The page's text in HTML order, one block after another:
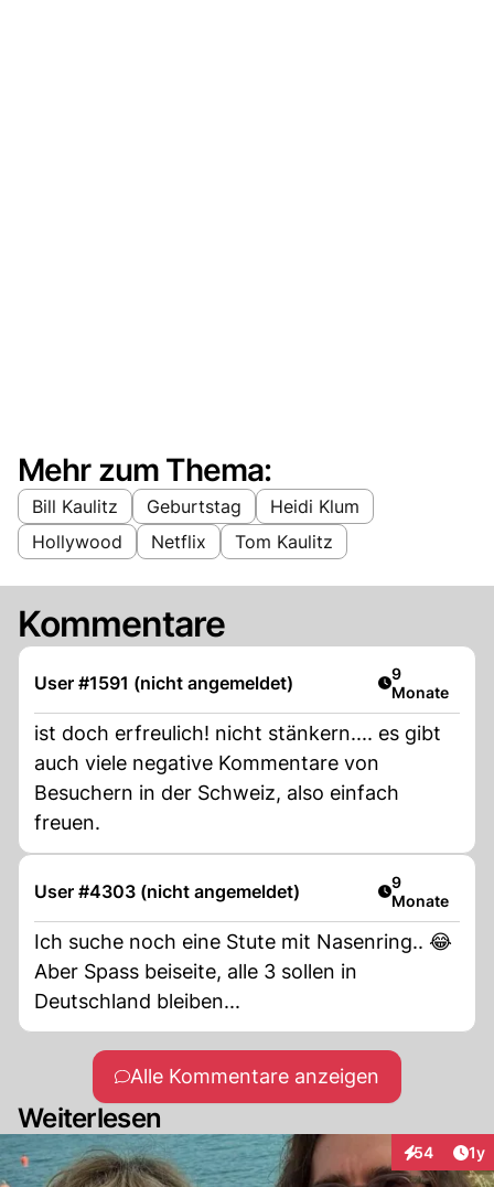
Mehr zum Thema:
Bill Kaulitz Geburtstag
Heidi Klum
Hollywood
Netflix Tom Kaulitz
Kommentare
User #1591 (nicht angemeldet) Artikel
9
Monate
ist doch erfreulich! nicht stänkern.... es gibt
auch viele negative Kommentare von
Besuchern in der Schweiz, also einfach
freuen.
User #4303 (nicht angemeldet) Artikel
9
Monate
Ich suche noch eine Stute mit Nasenring.. 😂
Aber Spass beiseite, alle 3 sollen in
Deutschland bleiben...
Alle Kommentare anzeigen
Weiterlesen
54 1y